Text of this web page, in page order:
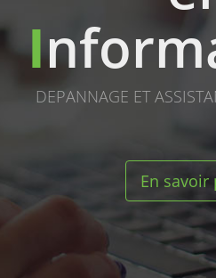
I
DEPANNAGE ET
En savoir